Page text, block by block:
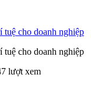
tuệ cho doanh nghiệp
tuệ cho doanh nghiệp
lượt xem